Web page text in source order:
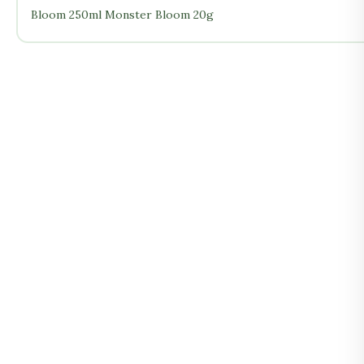
Bloom 250ml Monster Bloom 20g